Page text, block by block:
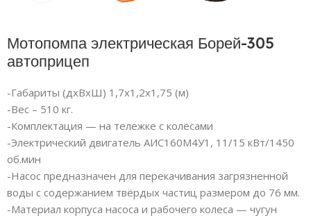
Мотопомпа электрическая Борей-305
автоприцеп
-Габариты (дхВхШ) 1,7х1,2х1,75 (м)
-Вес – 510 кг.
-Комплектация — на тележке с колёсами
-Электрический двигатель АИС160М4У1, 11/15 кВт/1450
об.мин
-Насос предназначен для перекачивания загрязненной
воды с содержанием твёрдых частиц размером до 76 мм.
-Материал корпуса насоса и рабочего колеса — чугун